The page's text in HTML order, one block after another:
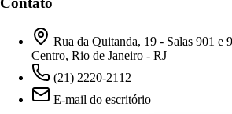
Rua da Quitanda, 19 - Salas 901 e
Centro, Rio de Janeiro - RJ
(21) 2220-2112
E-mail do escritório